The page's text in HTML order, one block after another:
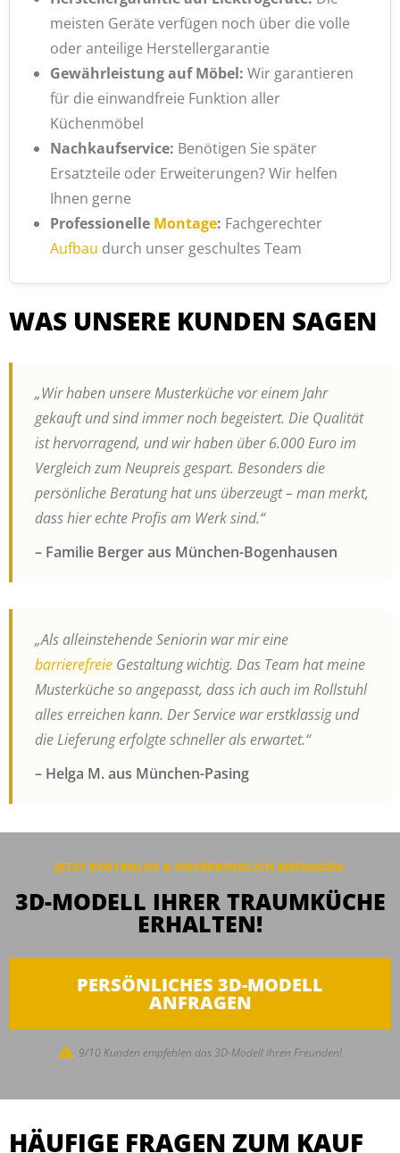
meisten Geräte verfügen noch über die volle
oder anteilige Herstellergarantie
Gewährleistung auf Möbel: Wir garantieren
für die einwandfreie Funktion aller
Küchenmöbel
Nachkaufservice: Benötigen Sie später
Ersatzteile oder Erweiterungen? Wir helfen
Ihnen gerne
Professionelle Montage: Fachgerechter
Aufbau durch unser geschultes Team
WAS UNSERE KUNDEN SAGEN
„Wir haben unsere Musterküche vor einem Jahr
gekauft und sind immer noch begeistert. Die Qualität
ist hervorragend, und wir haben über 6.000 Euro im
Vergleich zum Neupreis gespart. Besonders die
persönliche Beratung hat uns überzeugt – man merkt,
dass hier echte Profis am Werk sind.“
– Familie Berger aus München-Bogenhausen
„Als alleinstehende Seniorin war mir eine
barrierefreie Gestaltung wichtig. Das Team hat meine
Musterküche so angepasst, dass ich auch im Rollstuhl
alles erreichen kann. Der Service war erstklassig und
die Lieferung erfolgte schneller als erwartet.“
– Helga M. aus München-Pasing
JETZT KOSTENLOS & UNVERBINDLICH ANFRAGEN:
3D-MODELL IHRER TRAUMKÜCHE
ERHALTEN!
PERSÖNLICHES 3D-MODELL
ANFRAGEN
9/10 Kunden empfehlen das 3D-Modell ihren Freunden!
HÄUFIGE FRAGEN ZUM KAUF